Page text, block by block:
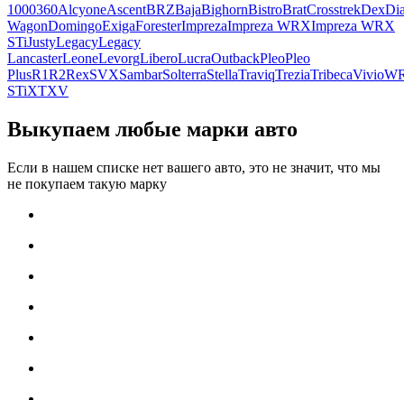
1000360AlcyoneAscentBRZBajaBighornBistroBratCrosstrekDex
WagonDomingoExigaForesterImprezaImpreza WRXImpreza WRX
STiJustyLegacyLegacy
LancasterLeoneLevorgLiberoLucraOutbackPleoPleo
PlusR1R2RexSVXSambarSolterraStellaTraviqTreziaTribecaVivio
STiXTXV
Выкупаем любые марки авто
Если в нашем списке нет вашего авто, это не значит, что мы
не покупаем такую марку